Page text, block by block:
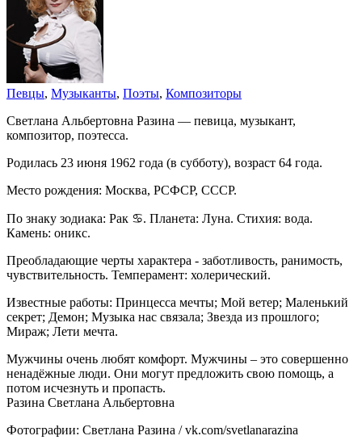
Певцы, Музыканты, Поэты, Композиторы
Светлана Альбертовна Разина — певица, музыкант,
композитор, поэтесса.
Родилась 23 июня 1962 года (в субботу), возраст 64 года.
Место рождения: Москва, РСФСР, СССР.
По знаку зодиака: Рак ♋. Планета: Луна. Стихия: вода.
Камень: оникс.
Преобладающие черты характера - заботливость, ранимость,
чувствительность. Темперамент: холерический.
Известные работы: Принцесса мечты; Мой ветер; Маленький
секрет; Демон; Музыка нас связала; Звезда из прошлого;
Мираж; Лети мечта.
Мужчины очень любят комфорт. Мужчины – это совершенно
ненадёжные люди. Они могут предложить свою помощь, а
потом исчезнуть и пропасть.
Разина Светлана Альбертовна
Фотографии: Светлана Разина / vk.com/svetlanarazina